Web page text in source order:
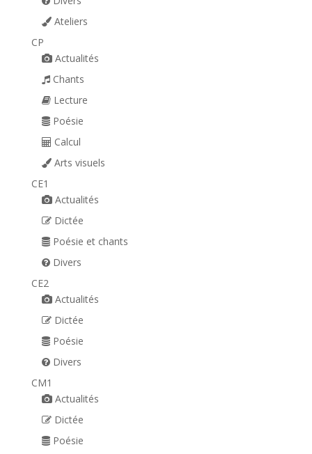
Ateliers
CP
Actualités
Chants
Lecture
Poésie
Calcul
Arts visuels
CE1
Actualités
Dictée
Poésie et chants
Divers
CE2
Actualités
Dictée
Poésie
Divers
CM1
Actualités
Dictée
Poésie